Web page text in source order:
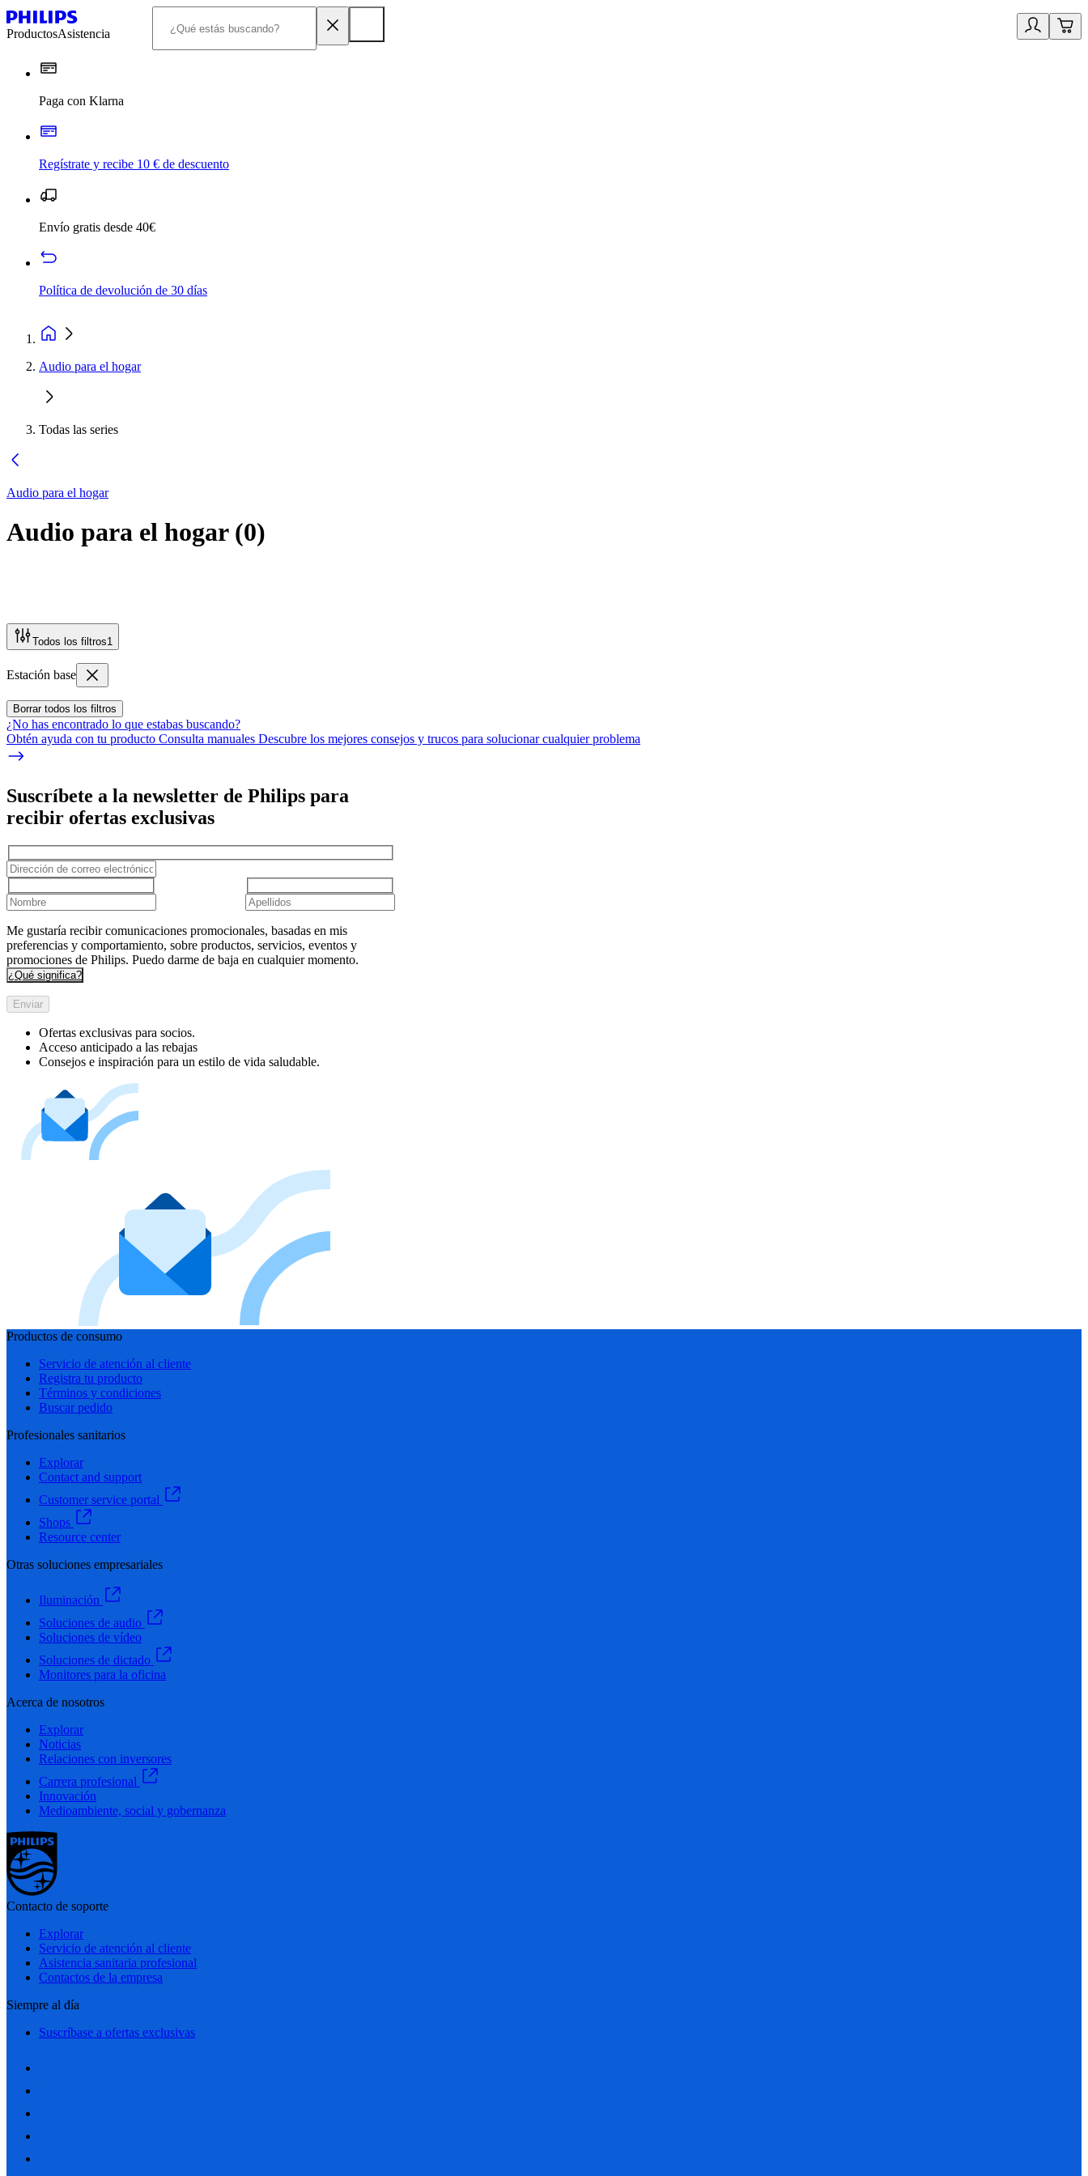
ProductosAsistencia
Paga con Klarna
Regístrate y recibe 10 € de descuento
Envío gratis desde 40€
Política de devolución de 30 días
Audio para el hogar
Todas las series
Audio para el hogar
Audio para el hogar(0)
Todos los filtros1
Estación base
Borrar todos los filtros
¿No has encontrado lo que estabas buscando?
Obtén ayuda con tu producto Consulta manuales Descubre los mejores consejos y trucos para solucionar cualquier problema
Suscríbete a la newsletter de Philips para
recibir ofertas exclusivas
Me gustaría recibir comunicaciones promocionales, basadas en mis
preferencias y comportamiento, sobre productos, servicios, eventos y
promociones de Philips. Puedo darme de baja en cualquier momento.
¿Qué significa?
Enviar
Ofertas exclusivas para socios.
Acceso anticipado a las rebajas
Consejos e inspiración para un estilo de vida saludable.
Productos de consumo
Servicio de atención al cliente
Registra tu producto
Términos y condiciones
Buscar pedido
Profesionales sanitarios
Explorar
Contact and support
Customer service portal
Shops
Resource center
Otras soluciones empresariales
Iluminación
Soluciones de audio
Soluciones de vídeo
Soluciones de dictado
Monitores para la oficina
Acerca de nosotros
Explorar
Noticias
Relaciones con inversores
Carrera profesional
Innovación
Medioambiente, social y gobernanza
Contacto de soporte
Explorar
Servicio de atención al cliente
Asistencia sanitaria profesional
Contactos de la empresa
Siempre al día
Suscríbase a ofertas exclusivas